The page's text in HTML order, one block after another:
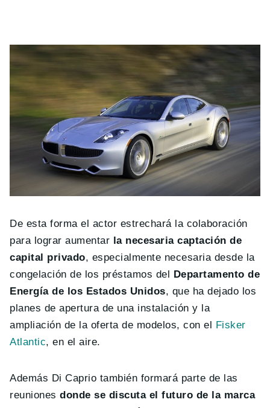
De esta forma el actor estrechará la colaboración
para lograr aumentar la necesaria captación de
capital privado, especialmente necesaria desde la
congelación de los préstamos del
Departamento de
Energía de los Estados Unidos, que ha dejado los
planes de apertura de una instalación y la
ampliación de la oferta de modelos, con el
Fisker
Atlantic, en el aire.
Además Di Caprio también formará parte de las
reunionesdonde se discuta el futuro de la marca